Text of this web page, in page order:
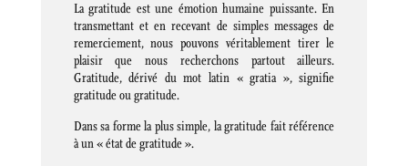
La gratitude est une émotion humaine puissante. En
transmettant et en recevant de simples messages de
remerciement, nous pouvons véritablement tirer le
plaisir que nous recherchons partout ailleurs.
Gratitude, dérivé du mot latin « gratia », signifie
gratitude ou gratitude.
Dans sa forme la plus simple, la gratitude fait référence
à un « état de gratitude ».